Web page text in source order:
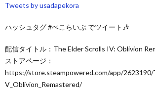
Tweets by usadapekora
ハッシュタグ #ぺこらいぶ でツイート🎶
配信タイトル：The Elder Scrolls IV: Oblivion
ストアページ：
https://store.steampowered.com/app/2623190/
V_Oblivion_Remastered/